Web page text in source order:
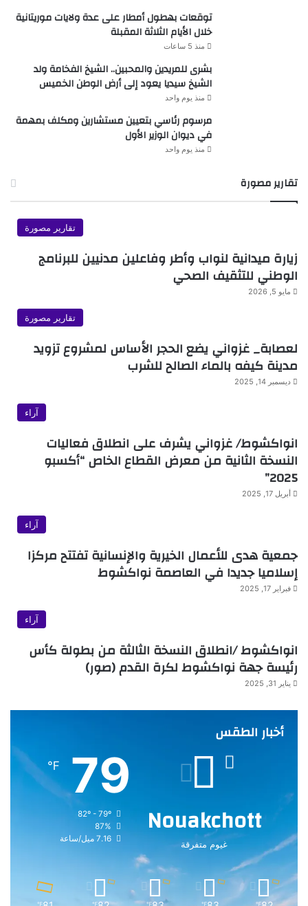
توقعات بهطول أمطار على عدة ولايات موريتانية
خلال الأيام الثلاثة المقبلة
منذ 5 ساعات
بشرى للمريدين والمحبين.. الشيخ الفخامة ولد
الشيخ سيديا يعود إلى أرض الوطن الخميس
منذ يوم واحد
مرسوم رئاسي بتعيين مستشارين ومكلف بمهمة
في ديوان الوزير الأول
منذ يوم واحد
تقارير مصورة
تقارير مصورة
زيارة ميدانية لنواب وأطر وفاعلين مدنيين للبرنامج
الوطني للتثقيف الصحي
مايو 5, 2026
تقارير مصورة
لعصابة_ غزواني يضع الحجر الأساس لمشروع تزويد
مدينة كيفه بالماء الصالح للشرب
ديسمبر 14, 2025
آراء
انواكشوط/ غزواني يشرف على انطلاق فعاليات
النسخة الثانية من معرض القطاع الخاص “أكسبو
2025”
أبريل 17, 2025
آراء
جمعية هدى للأعمال الخيرية والإنسانية تفتتح مركزا
إسلاميا جديدا في العاصمة نواكشوط
فبراير 17, 2025
آراء
انواكشوط /انطلاق النسخة الثالثة من بطولة كأس
رئيسة جهة نواكشوط لكرة القدم (صور)
يناير 31, 2025
أخبار الطقس
Nouakchott
غيوم متفرقة
79
℉
82º - 79º
87%
7.16 ميل/ساعة
℉
℉
℉
℉
℉